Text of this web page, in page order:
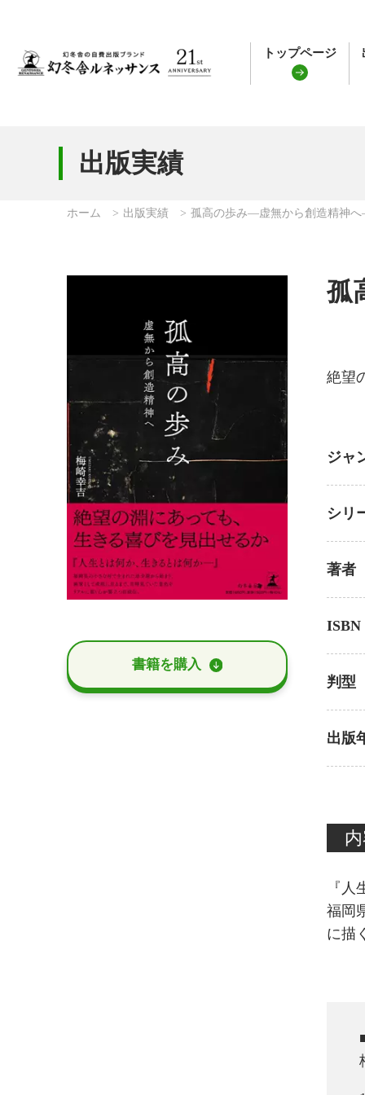
トップページ
出版実績
ホーム 出版実績 孤高の歩み—虚無から創造精神
書籍を購⼊
孤
絶望
ジャ
シリ
著者
ISBN
判型
出版
『
福岡
に描